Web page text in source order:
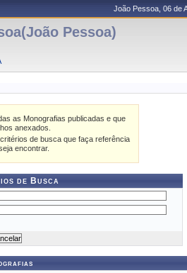
João Pessoa, 06 de
Pessoa)
as Monografias publicadas e que
anexados.
de busca que faça referência
encontrar.
de Busca